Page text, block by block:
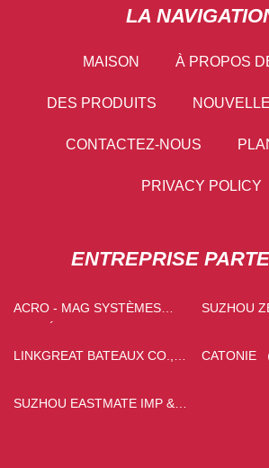
LA
MAISON À PROPOS
DES PRODUITS
CONTACTEZ-NOUS
PRIVACY POLICY
ENTREPRISE
ACRO - MAG SYSTÈMES
SUZHOU ZEZHIZHONG
LINKGREAT BATEAUX CO.,
CATONIE （SHANGHAI）
SUZHOU EASTMATE IMP &